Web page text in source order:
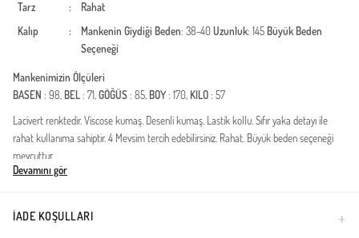
Tarz
:
Rahat
Kalıp
: Mankenin Giydiği Beden: 38-40Uzunluk: 145 Büyük Beden
Seçeneği
Mankenimizin Ölçüleri
BASEN : 98, BEL: 71,GÖĞÜS: 85, BOY: 170, KILO: 57
Lacivert renktedir. Viscose kumaş. Desenli kumaş. Lastik kollu. Sıfır yaka detayı ile
rahat kullanıma sahiptir. 4 Mevsim tercih edebilirsiniz. Rahat. Büyük beden seçeneği
mevcuttur.
Devamını gör
İADE KOŞULLARI